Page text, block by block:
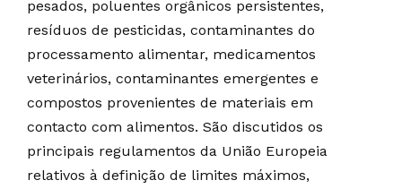
pesados, poluentes orgânicos persistentes,
resíduos de pesticidas, contaminantes do
processamento alimentar, medicamentos
veterinários, contaminantes emergentes e
compostos provenientes de materiais em
contacto com alimentos. São discutidos os
principais regulamentos da União Europeia
relativos à definição de limites máximos,